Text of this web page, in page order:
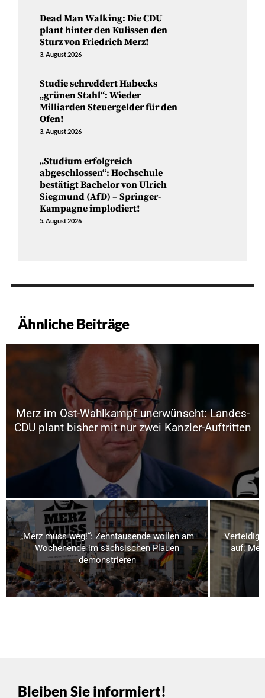
Dead Man Walking: Die CDU
plant hinter den Kulissen den
Sturz von Friedrich Merz!
3. August 2026
Studie schreddert Habecks
„grünen Stahl“: Wieder
Milliarden Steuergelder für den
Ofen!
3. August 2026
„Studium erfolgreich
abgeschlossen“: Hochschule
bestätigt Bachelor von Ulrich
Siegmund (AfD) – Springer-
Kampagne implodiert!
5. August 2026
Ähnliche Beiträge
Merz im Ost-Wahlkampf unerwünscht: Landes-
CDU plant bisher mit nur zwei Kanzler-Auftritten
„Merz muss weg!“: Zehntausende wollen am
Wochenende im sächsischen Plauen
demonstrieren
auf:
Bleiben Sie informiert!